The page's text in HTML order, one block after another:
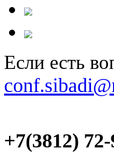
Если есть
+7(3812)